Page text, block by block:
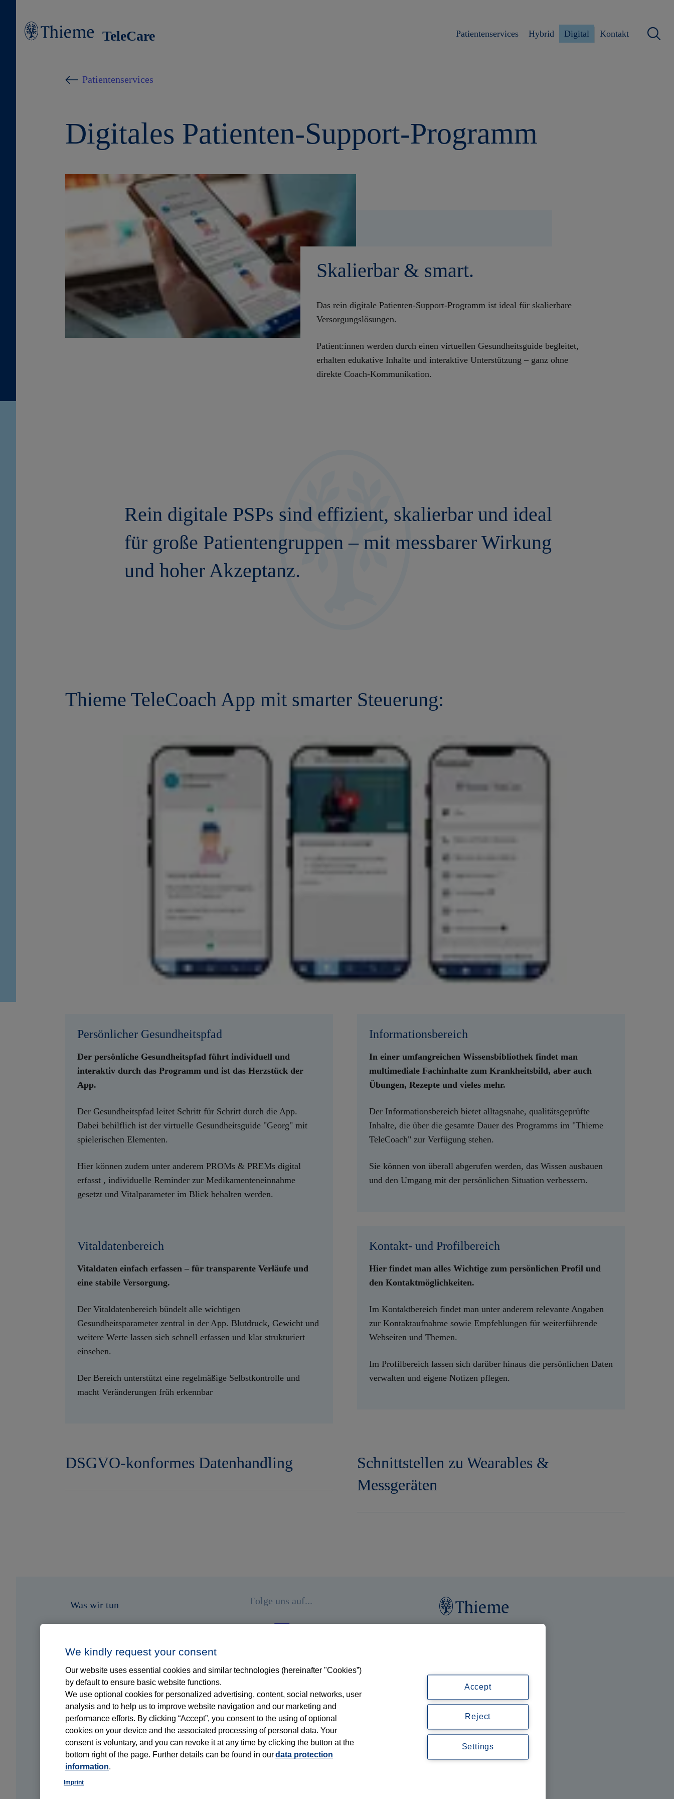
TeleCare Patientenservices Hybrid Digital Kontakt
Patientenservices
Digitales Patienten-Support-Programm
Skalierbar & smart.
Das rein digitale Patienten-Support-Programm ist ideal für skalierbare
Versorgungslösungen.
Patient:innen werden durch einen virtuellen Gesundheitsguide begleitet,
erhalten edukative Inhalte und interaktive Unterstützung – ganz ohne
direkte Coach-Kommunikation.
Rein digitale PSPs sind effizient, skalierbar und ideal
für große Patientengruppen – mit messbarer Wirkung
und hoher Akzeptanz.
Thieme TeleCoach App mit smarter Steuerung:
​Persönlicher Gesundheitspfad
Der persönliche Gesundheitspfad führt individuell und
interaktiv durch das Programm und ist das Herzstück der
App.
Der Gesundheitspfad leitet Schritt für Schritt durch die App.
Dabei behilflich ist der virtuelle Gesundheitsguide "Georg" mit
spielerischen Elementen.
Hier können zudem unter anderem PROMs & PREMs digital
erfasst , individuelle Reminder zur Medikamenteneinnahme
gesetzt und Vitalparameter im Blick behalten werden.
Informationsbereich
In einer umfangreichen Wissensbibliothek findet man
multimediale Fachinhalte zum Krankheitsbild, aber auch
Übungen, Rezepte und vieles mehr.
Der Informationsbereich bietet alltagsnahe, qualitätsgeprüfte
Inhalte, die über die gesamte Dauer des Programms im "Thieme
TeleCoach" zur Verfügung stehen.
Sie können von überall abgerufen werden, das Wissen ausbauen
und den Umgang mit der persönlichen Situation verbessern.
Vitaldatenbereich
Vitaldaten einfach erfassen – für transparente Verläufe und
eine stabile Versorgung.
Der Vitaldatenbereich bündelt alle wichtigen
Gesundheitsparameter zentral in der App. Blutdruck, Gewicht und
weitere Werte lassen sich schnell erfassen und klar strukturiert
einsehen.
Der Bereich unterstützt eine regelmäßige Selbstkontrolle und
macht Veränderungen früh erkennbar
Kontakt- und Profilbereich
Hier findet man alles Wichtige zum persönlichen Profil und
den Kontaktmöglichkeiten.
Im Kontaktbereich findet man unter anderem relevante Angaben
zur Kontaktaufnahme sowie Empfehlungen für weiterführende
Webseiten und Themen.
Im Profilbereich lassen sich darüber hinaus die persönlichen Daten
verwalten und eigene Notizen pflegen.
​DSGVO-konformes Datenhandling
Schnittstellen zu Wearables &
Messgeräten
Was wir tun
Wer wir sind
News
Kontakt
Folge uns auf...
© Copyright 2026, Thieme Group
We kindly request your consent
Our website uses essential cookies and similar technologies (hereinafter "Cookies”)
by default to ensure basic website functions.
We use optional cookies for personalized advertising, content, social networks, user
analysis and to help us to improve website navigation and our marketing and
performance efforts. By clicking “Accept”, you consent to the using of optional
cookies on your device and the associated processing of personal data. Your
consent is voluntary, and you can revoke it at any time by clicking the button at the
bottom right of the page. Further details can be found in ourdata protection
information.
Imprint
Accept
Reject
Settings